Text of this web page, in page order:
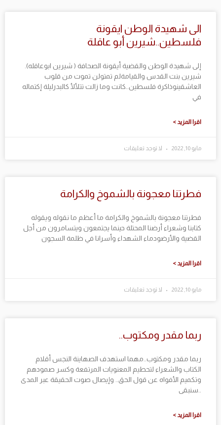
الى شهيدة الوطن ايقونة
فلسطين..شيرين أبو عاقلة
إلى شهيدة الوطن والقضية أيقونة الصحافة ( شيرين ابوعاقله).
شيرين بنت القدس والقيامةلم تمتولن تموت من قلوب
العاشقينوذاكرة فلسطين..كانت وما زالت تتلألأ كالبدرليلة إكتماله
في
اقرا المزيد >
مايو 10, 2022 لا توجد تعليقات
فطرتنا معجونة بالشموخ والكرامة
فطرتنا معجونة بالشموخ والكرامة ما أعظم ما نقوله ويقوله
كتابنا وشعراء أرضنا المحتلة حينما يجتمعون ويتسامرون من أجل
القضية والأرضودماء الشهداء وأسرانا في ظلمة السجون
اقرا المزيد >
مايو 10, 2022 لا توجد تعليقات
ربما مقدر ومكتوب..
ربما مقدر ومكتوب..مهما استهدف الصهاينة النجس أقلام
الكتاب والشعراء لتحطيم المعنويات المرتفعة وكسر صمودهم
وتكميم الأفواه عن قول الحق.. وإيصال صوت الحقيقة عبر المدى
..سنبقى
اقرا المزيد >